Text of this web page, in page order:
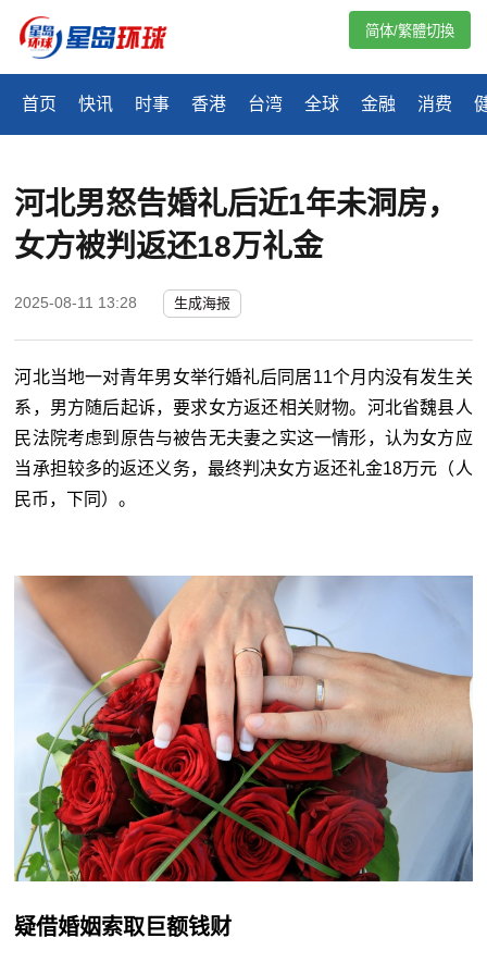
首页 快讯 时事 香港 台湾 全球 金融 消费
简体/繁體切換
河北男怒告婚礼后近1年未洞房，
女方被判返还18万礼金
2025-08-11 13:28 生成海报
河北当地一对青年男女举行婚礼后同居11个月内没有发生关
系，男方随后起诉，要求女方返还相关财物。河北省魏县人
民法院考虑到原告与被告无夫妻之实这一情形，认为女方应
当承担较多的返还义务，最终判决女方返还礼金18万元（人
民币，下同）。
疑借婚姻索取巨额钱财